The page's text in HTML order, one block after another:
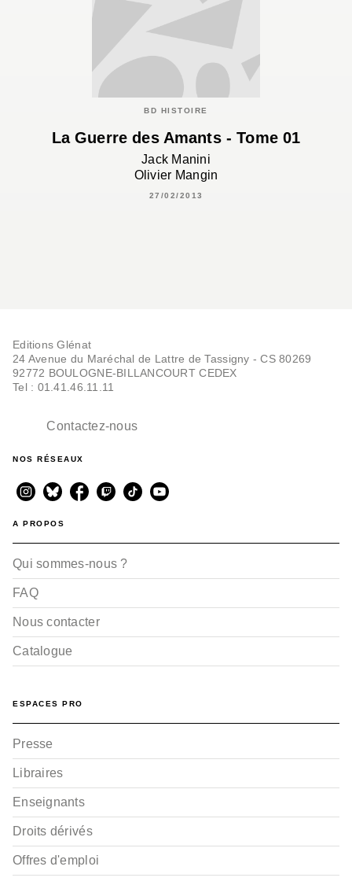
BD HISTOIRE
La Guerre des Amants - Tome 01
Jack Manini
Olivier Mangin
27/02/2013
Editions Glénat
24 Avenue du Maréchal de Lattre de Tassigny - CS 80269
92772 BOULOGNE-BILLANCOURT CEDEX
Tel : 01.41.46.11.11
Contactez-nous
NOS RÉSEAUX
A PROPOS
Qui sommes-nous ?
FAQ
Nous contacter
Catalogue
ESPACES PRO
Presse
Libraires
Enseignants
Droits dérivés
Offres d'emploi